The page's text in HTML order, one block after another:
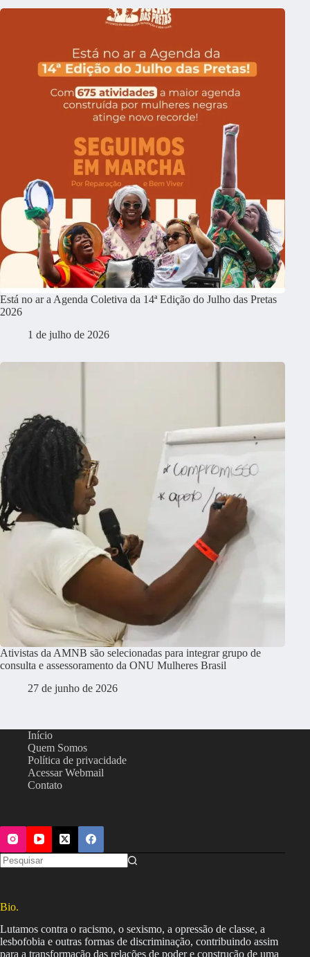
Está no ar a Agenda Coletiva da 14ª Edição do Julho das Pretas
2026
1 de julho de 2026
Ativistas da AMNB são selecionadas para integrar grupo de
consulta e assessoramento da ONU Mulheres Brasil
27 de junho de 2026
Início
Quem Somos
Política de privacidade
Acessar Webmail
Contato
Bio.
Lutamos contra o racismo, o sexismo, a opressão de classe, a
lesbofobia e outras formas de discriminação, contribuindo assim
para a transformação das relações de poder e construção de uma